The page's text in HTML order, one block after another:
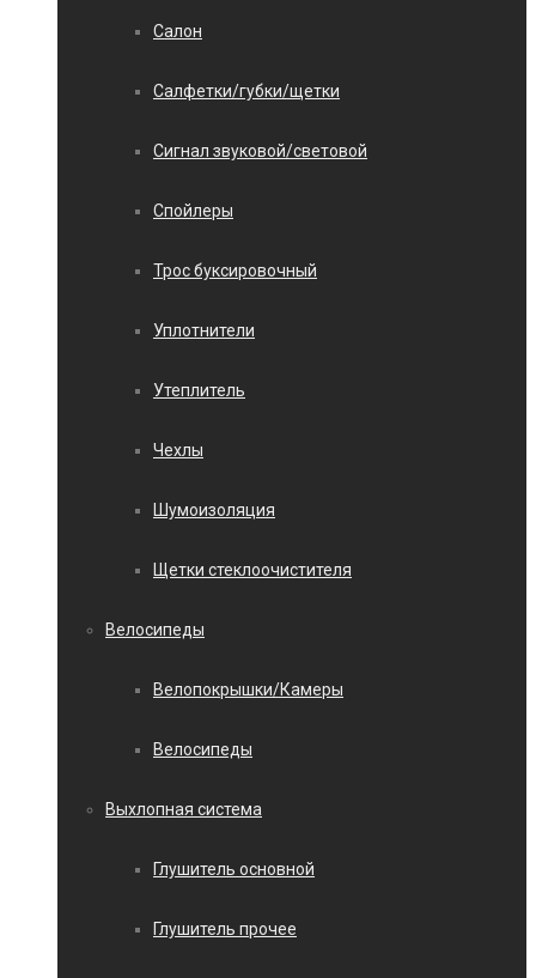
Салон
Салфетки/губки/щетки
Сигнал звуковой/световой
Спойлеры
Трос буксировочный
Уплотнители
Утеплитель
Чехлы
Шумоизоляция
Щетки стеклоочистителя
Велосипеды
Велопокрышки/Камеры
Велосипеды
Выхлопная система
Глушитель основной
Глушитель прочее